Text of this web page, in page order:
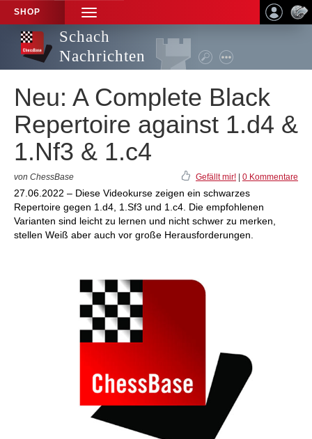
SHOP
TOGGLE
NAVIGATION
Schach
Nachrichten
Neu: A Complete Black
Repertoire against 1.d4 &
1.Nf3 & 1.c4
von ChessBase Gefällt mir! 0 Kommentare
27.06.2022 – Diese Videokurse zeigen ein schwarzes
Repertoire gegen 1.d4, 1.Sf3 und 1.c4. Die empfohlenen
Varianten sind leicht zu lernen und nicht schwer zu merken,
stellen Weiß aber auch vor große Herausforderungen.